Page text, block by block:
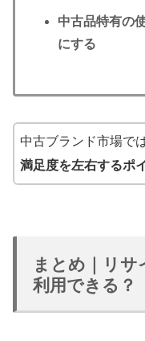
中古品特有の
にする
中古ブランド市場で
満足度を左右するポ
まとめ｜リサ
利用できる？